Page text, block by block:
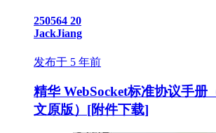
250564 20
JackJiang
发布于 5 年前
精华 WebSocket标准协议手册
文原版）[附件下载]